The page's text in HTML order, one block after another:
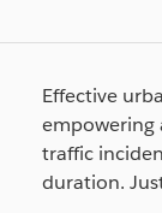
Effective
empowering
traffic
duration.